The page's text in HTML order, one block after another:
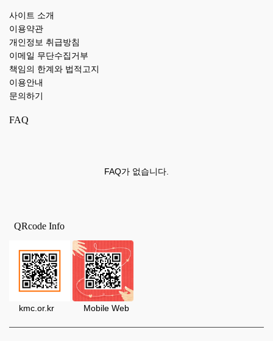
사이트 소개
이용약관
개인정보 취급방침
이메일 무단수집거부
책임의 한계와 법적고지
이용안내
문의하기
FAQ
FAQ가 없습니다.
QRcode Info
kmc.or.kr Mobile Web